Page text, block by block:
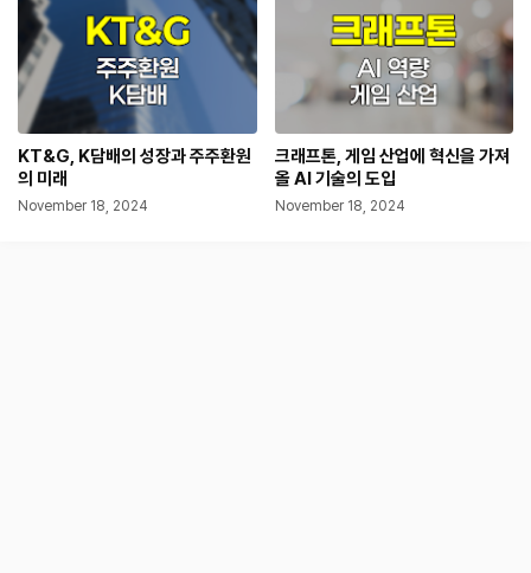
KT&G, K담배의 성장과 주주환원
의 미래
November 18, 2024
크래프톤, 게임 산업에 혁신을 가져
올 AI 기술의 도입
November 18, 2024